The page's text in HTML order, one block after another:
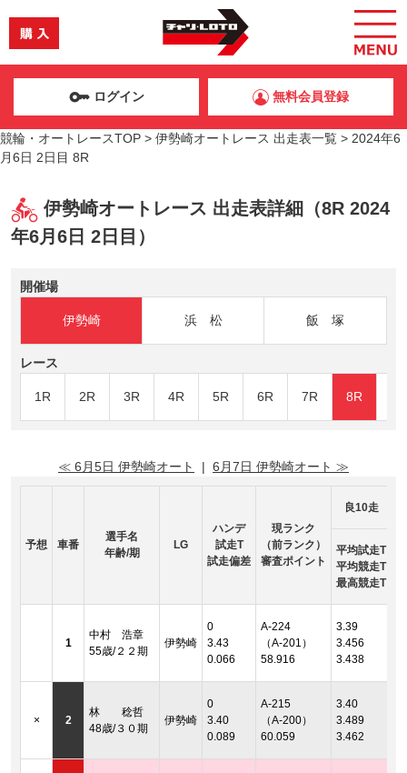
ログイン 無料会員登録
競輪・オートレースTOP > 伊勢崎オートレース 出走表一覧 > 2024年6
月6日 2日目 8R
伊勢崎オートレース 出走表詳細（8R 2024
年6月6日 2日目）
開催場
伊勢崎 浜 松 飯 塚
レース
1R 2R 3R 4R 5R 6R 7R 8R
≪ 6月5日 伊勢崎オート | 6月7日 伊勢崎オート ≫
予想 車番
選手名
年齢/期
LG
ハンデ
試走T
試走偏差
現ランク
（前ランク）
審査ポイント
良10走
平均試走T
平均競走T
最高競走T
1
中村 浩章
55歳/２２期
伊勢崎
0
3.43
0.066
A-224
（A-201）
58.916
3.39
3.456
3.438
× 2
林 稔哲
48歳/３０期
伊勢崎
0
3.40
0.089
A-215
（A-200）
60.059
3.40
3.489
3.462